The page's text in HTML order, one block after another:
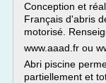
Conception et
Français d'abris
motorisé.
www.aaad.fr ou
Abri piscine
partiellement et